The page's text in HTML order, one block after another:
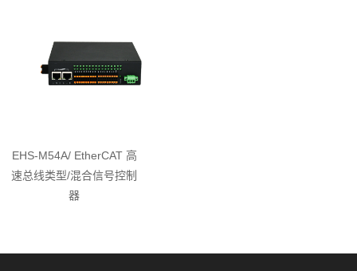
EHS-M54A/ EtherCAT 高
速总线类型/混合信号控制
器